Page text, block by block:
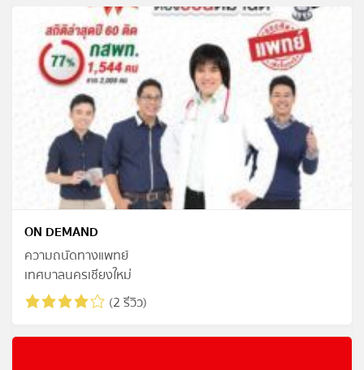
ON DEMAND
ความถนัดทางแพทย์
เทศบาลนครเชียงใหม่
(2 รีวิว)